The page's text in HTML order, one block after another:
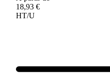
18,93 €
HT/U